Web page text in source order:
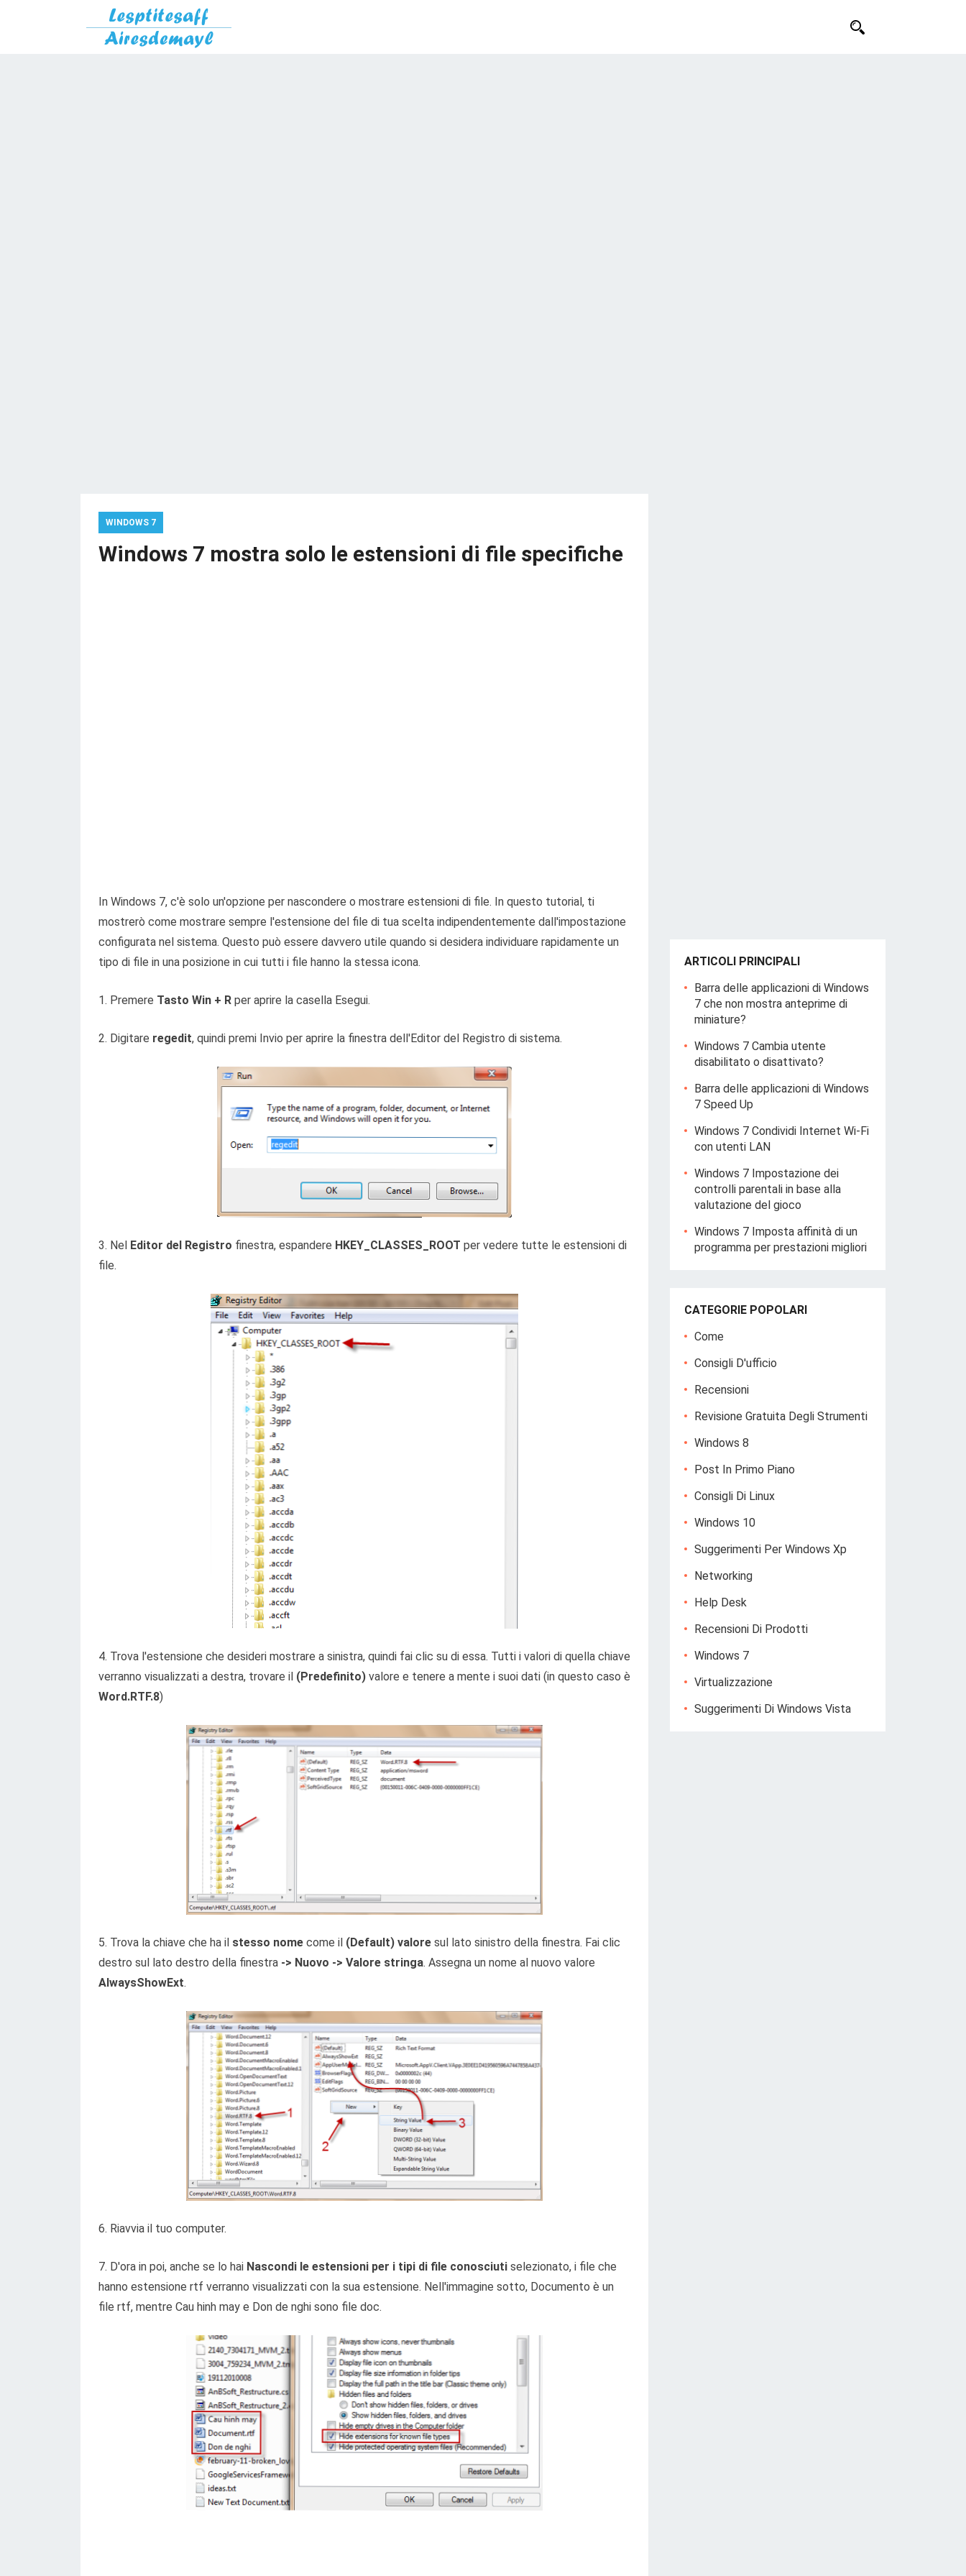
WINDOWS 7
Windows 7 mostra solo le estensioni di file specifiche
In Windows 7, c'è solo un'opzione per nascondere o mostrare estensioni di file. In questo tutorial, ti
mostrerò come mostrare sempre l'estensione del file di tua scelta indipendentemente dall'impostazione
configurata nel sistema. Questo può essere davvero utile quando si desidera individuare rapidamente un
tipo di file in una posizione in cui tutti i file hanno la stessa icona.
1. Premere Tasto Win + R per aprire la casella Esegui.
2. Digitare regedit, quindi premi Invio per aprire la finestra dell'Editor del Registro di sistema.
3. Nel Editor del Registro finestra, espandere HKEY_CLASSES_ROOT per vedere tutte le estensioni di
file.
4. Trova l'estensione che desideri mostrare a sinistra, quindi fai clic su di essa. Tutti i valori di quella chiave
verranno visualizzati a destra, trovare il (Predefinito) valore e tenere a mente i suoi dati (in questo caso è
Word.RTF.8)
5. Trova la chiave che ha il stesso nome come il (Default) valore sul lato sinistro della finestra. Fai clic
destro sul lato destro della finestra -> Nuovo -> Valore stringa. Assegna un nome al nuovo valore
AlwaysShowExt.
6. Riavvia il tuo computer.
7. D'ora in poi, anche se lo hai Nascondi le estensioni per i tipi di file conosciuti selezionato, i file che
hanno estensione rtf verranno visualizzati con la sua estensione. Nell'immagine sotto, Documento è un
file rtf, mentre Cau hinh may e Don de nghi sono file doc.
ARTICOLI PRINCIPALI
Barra delle applicazioni di Windows
7 che non mostra anteprime di
miniature?
Windows 7 Cambia utente
disabilitato o disattivato?
Barra delle applicazioni di Windows
7 Speed ​​Up
Windows 7 Condividi Internet Wi-Fi
con utenti LAN
Windows 7 Impostazione dei
controlli parentali in base alla
valutazione del gioco
Windows 7 Imposta affinità di un
programma per prestazioni migliori
CATEGORIE POPOLARI
Come
Consigli D'ufficio
Recensioni
Revisione Gratuita Degli Strumenti
Windows 8
Post In Primo Piano
Consigli Di Linux
Windows 10
Suggerimenti Per Windows Xp
Networking
Help Desk
Recensioni Di Prodotti
Windows 7
Virtualizzazione
Suggerimenti Di Windows Vista